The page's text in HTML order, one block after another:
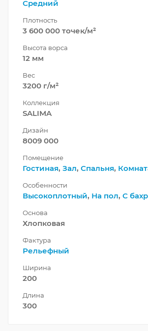
Средний
Плотность
3 600 000 точек/м²
Высота ворса
12 мм
Вес
3200 г/м²
Коллекция
SALIMA
Дизайн
8009 000
Помещение
Гостиная, Зал, Спальня,
Особенности
Высокоплотный, На пол, С
Основа
Хлопковая
Фактура
Рельефный
Ширина
200
Длина
300